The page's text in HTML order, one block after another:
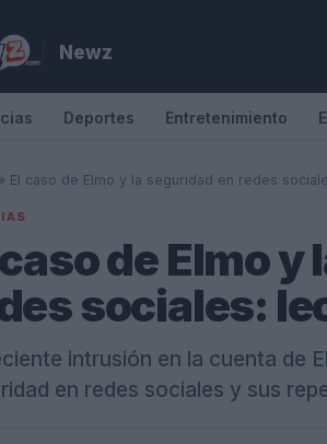
Newz
Deportes Entretenimiento
» El caso de Elmo y la seguridad en redes
de Elmo
sociales:
intrusión en la cuenta de
en redes sociales y sus